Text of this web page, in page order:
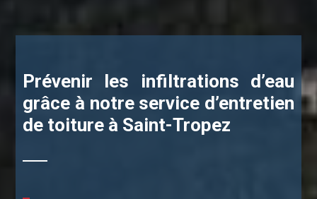
Prévenir les infiltrations d’eau
grâce à notre service d’entretien
de toiture à Saint-Tropez